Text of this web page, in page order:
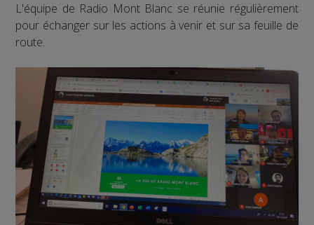
L'équipe de Radio Mont Blanc se réunie régulièrement
pour échanger sur les actions à venir et sur sa feuille de
route.